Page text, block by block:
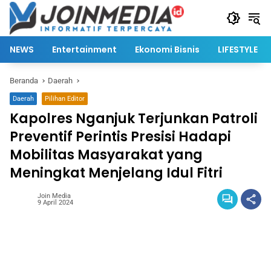
Langsung
konten
NEWS Entertainment Ekonomi Bisnis LIFESTYLE
Beranda Daerah
Daerah Pilihan Editor
Kapolres Nganjuk Terjunkan Patroli
Preventif Perintis Presisi Hadapi
Mobilitas Masyarakat yang
Meningkat Menjelang Idul Fitri
Join Media
9 April 2024